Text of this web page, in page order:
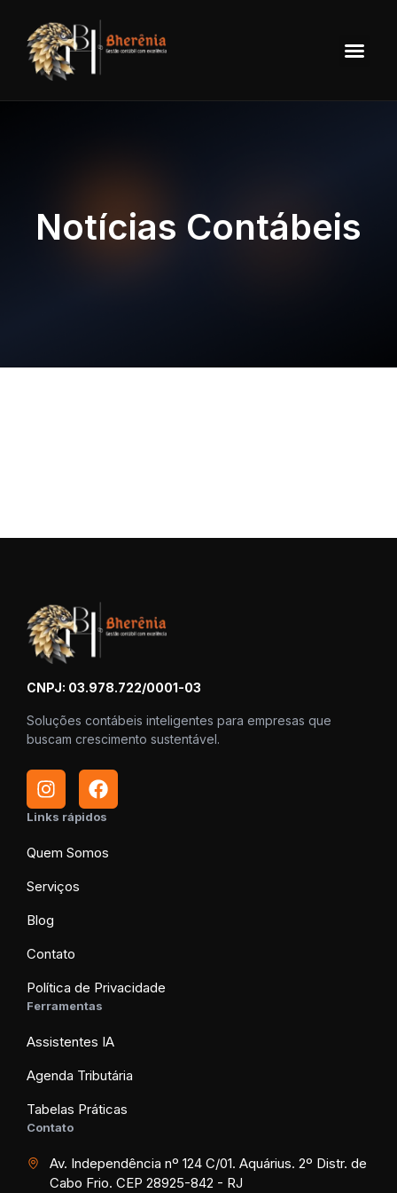
Notícias Contábeis
CNPJ: 03.978.722/0001-03
Soluções contábeis inteligentes para empresas que
buscam crescimento sustentável.
Links rápidos
Quem Somos
Serviços
Blog
Contato
Política de Privacidade
Ferramentas
Assistentes IA
Agenda Tributária
Tabelas Práticas
Contato
Av. Independência nº 124 C/01. Aquárius. 2º Distr. de
Cabo Frio. CEP 28925-842 - RJ